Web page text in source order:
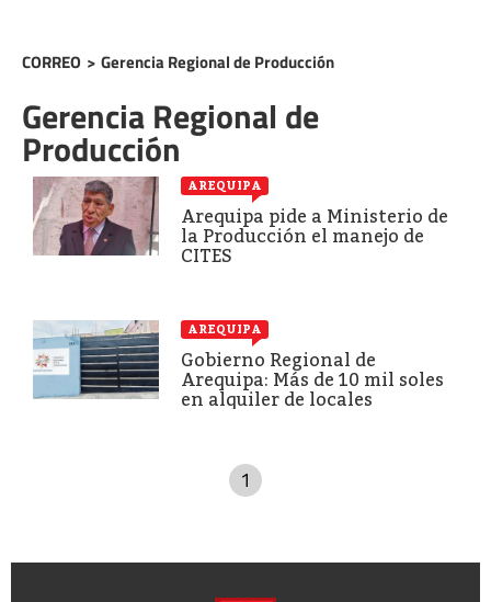
CORREO > Gerencia Regional de Producción
Gerencia Regional de
Producción
AREQUIPA
Arequipa pide a Ministerio de
la Producción el manejo de
CITES
AREQUIPA
Gobierno Regional de
Arequipa: Más de 10 mil soles
en alquiler de locales
1